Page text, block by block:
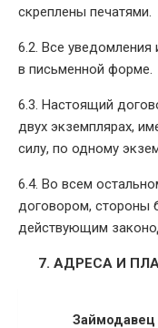
скреплены печатями.
6.2. Все
в письменной форме.
6.3. Настоящий
двух экземплярах,
силу, по одному
6.4. Во всем
договором, стороны
действующим
7. АДРЕСА И
Займодавец